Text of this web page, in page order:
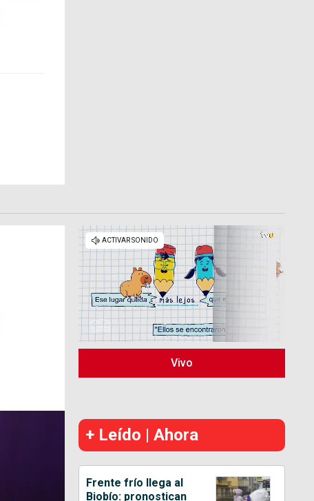
Vivo
+ Leído | Ahora
Frente frío llega al
Biobío: pronostican